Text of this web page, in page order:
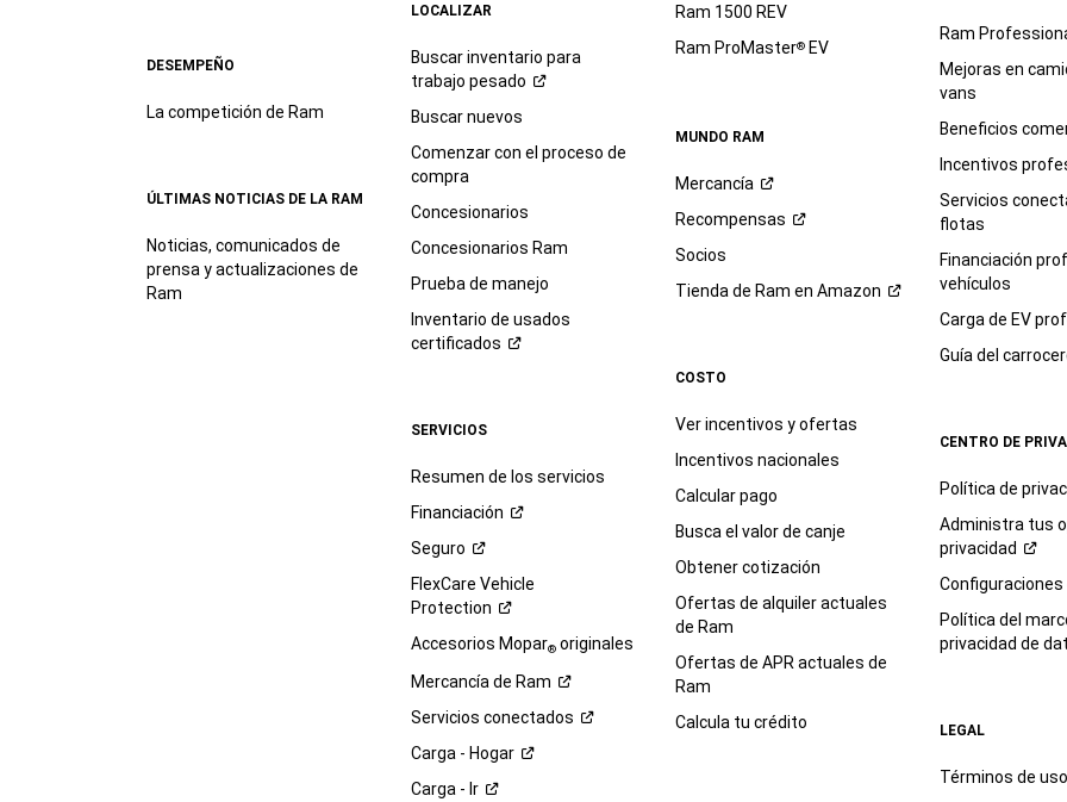
DESEMPEÑO
La competición de Ram
ÚLTIMAS NOTICIAS DE LA RAM
Noticias, comunicados de
prensa y actualizaciones de
Ram
LOCALIZAR
Buscar inventario para
trabajo pesado
Buscar nuevos
Comenzar con el proceso de
compra
Concesionarios
Concesionarios Ram
Prueba de manejo
Inventario de usados
certificados
SERVICIOS
Resumen de los servicios
Financiación
Seguro
FlexCare Vehicle
Protection
Accesorios Mopar®originales
Mercancía de Ram
Servicios conectados
Carga - Hogar
Carga - Ir
Ram 1500 REV
Ram ProMaster®EV
MUNDO RAM
Mercancía
Recompensas
Socios
Tienda de Ram en Amazon
COSTO
Ver incentivos y ofertas
Incentivos nacionales
Calcular pago
Busca el valor de canje
Obtener cotización
Ofertas de alquiler actuales
de Ram
Ofertas de APR actuales de
Ram
Calcula tu crédito
Ram
Mejoras en
vans
Beneficios
Incentivos
Servicios
flotas
Financiación
vehículos
Carga de EV
Guía del
CENTRO DE
Política de
Administra tus
privacidad
Configuraciones
Política del
privacidad de
LEGAL
Términos de uso